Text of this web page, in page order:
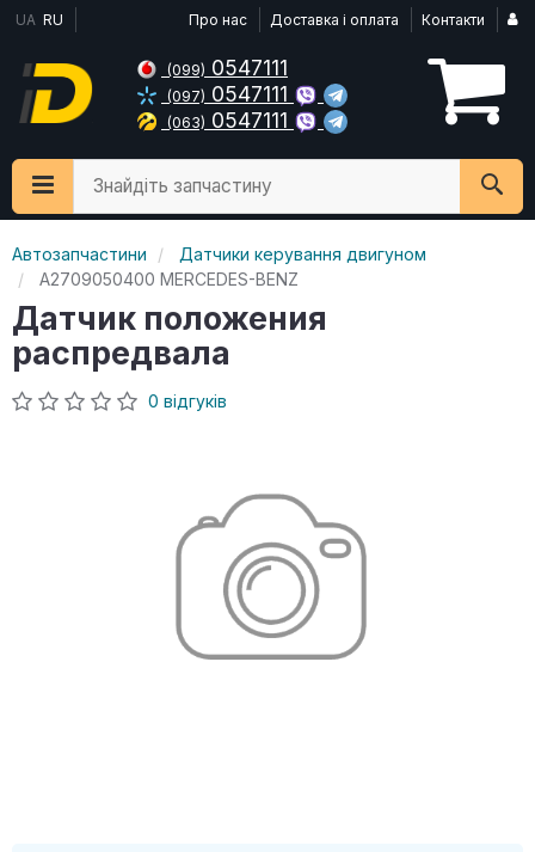
UA RU Про нас Доставка і оплата Контакти
(099) 0547111
(097) 0547111
(063) 0547111
Знайдіть запчастину
Автозапчастини
Датчики керування двигуном
A2709050400 MERCEDES-BENZ
Датчик положения
распредвала
0 відгуків